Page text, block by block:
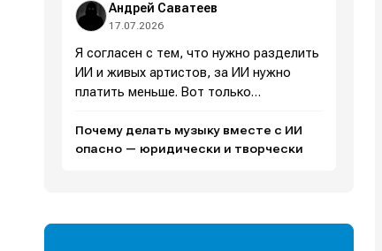
Андрей Саватеев
17.07.2026
Я согласен с тем, что нужно разделить
ИИ и живых артистов, за ИИ нужно
платить меньше. Вот только…
Почему делать музыку вместе с ИИ
опасно — юридически и творчески